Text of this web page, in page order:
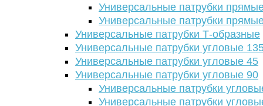
Универсальные патрубки
Универсальные патрубки
Универсальные патрубки Т-образные
Универсальные патрубки угловые
Универсальные патрубки угловые 45
Универсальные патрубки угловые 90
Универсальные патрубки
Универсальные патрубки